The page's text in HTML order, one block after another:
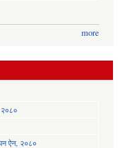
more
२०८०
ऐन, २०८०